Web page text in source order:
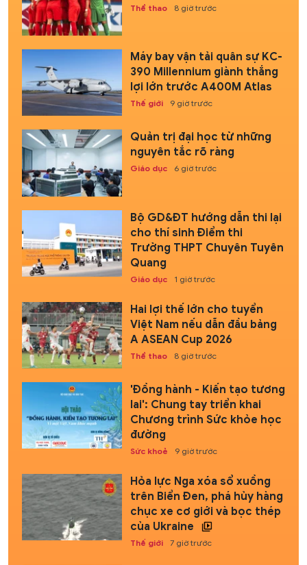
Thể thao 8 giờ trước
Máy bay vận tải quân sự KC-
390 Millennium giành thắng
lợi lớn trước A400M Atlas
Thế giới 9 giờ trước
Quản trị đại học từ những
nguyên tắc rõ ràng
Giáo dục 6 giờ trước
Bộ GD&ĐT hướng dẫn thi lại
cho thí sinh Điểm thi
Trường THPT Chuyên Tuyên
Quang
Giáo dục 1 giờ trước
Hai lợi thế lớn cho tuyển
Việt Nam nếu dẫn đầu bảng
A ASEAN Cup 2026
Thể thao 8 giờ trước
'Đồng hành - Kiến tạo tương
lai': Chung tay triển khai
Chương trình Sức khỏe học
đường
Sức khoẻ 9 giờ trước
Hỏa lực Nga xóa sổ xuồng
trên Biển Đen, phá hủy hàng
chục xe cơ giới và bọc thép
của Ukraine
Thế giới 7 giờ trước